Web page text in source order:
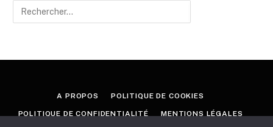
A PROPOS POLITIQUE DE COOKIES
POLITIQUE DE CONFIDENTIALITÉ MENTIONS LÉGALES